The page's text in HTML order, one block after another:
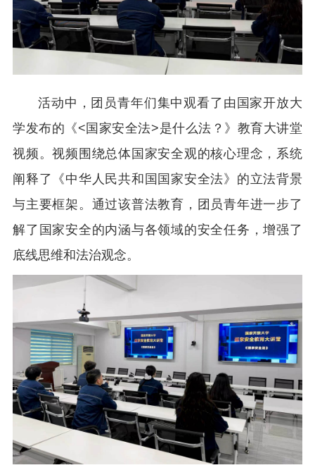
活动中，团员青年们集中观看了由国家开放大
学发布的《<国家安全法>是什么法？》教育大讲堂
视频。视频围绕总体国家安全观的核心理念，系统
阐释了《中华人民共和国国家安全法》的立法背景
与主要框架。通过该普法教育，团员青年进一步了
解了国家安全的内涵与各领域的安全任务，增强了
底线思维和法治观念。